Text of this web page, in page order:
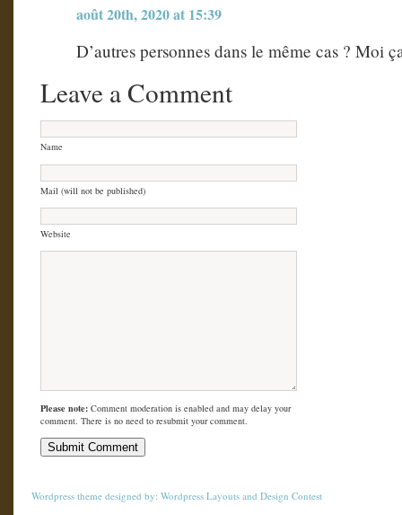
août 20th, 2020 at 15:39
D’autres personnes dans le même cas ? Moi
Leave a Comment
Name
Mail (will not be published)
Website
Please note: Comment moderation is enabled and may delay your
comment. There is no need to resubmit your comment.
Wordpress theme designed by: Wordpress Layouts and Design Contest